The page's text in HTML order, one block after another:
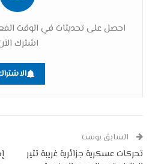
احصل على تحديثات في الوقت
اشترك
السابق بوست
تحركات عسكرية جزائرية غريبة تثير